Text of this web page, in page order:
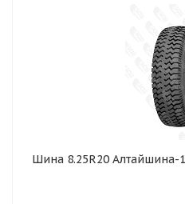
Шина 8.25R20 Алтайшина-